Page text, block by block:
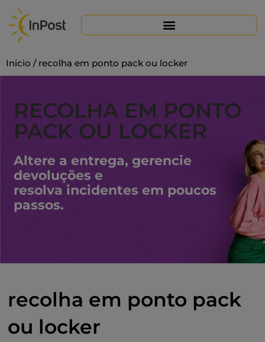
content
Inicio / recolha em ponto pack ou locker
RECOLHA EM PONTO
PACK OU LOCKER
Altere a entrega, gerencie
devoluções e
resolva incidentes em poucos
passos.
recolha em ponto pack
ou locker